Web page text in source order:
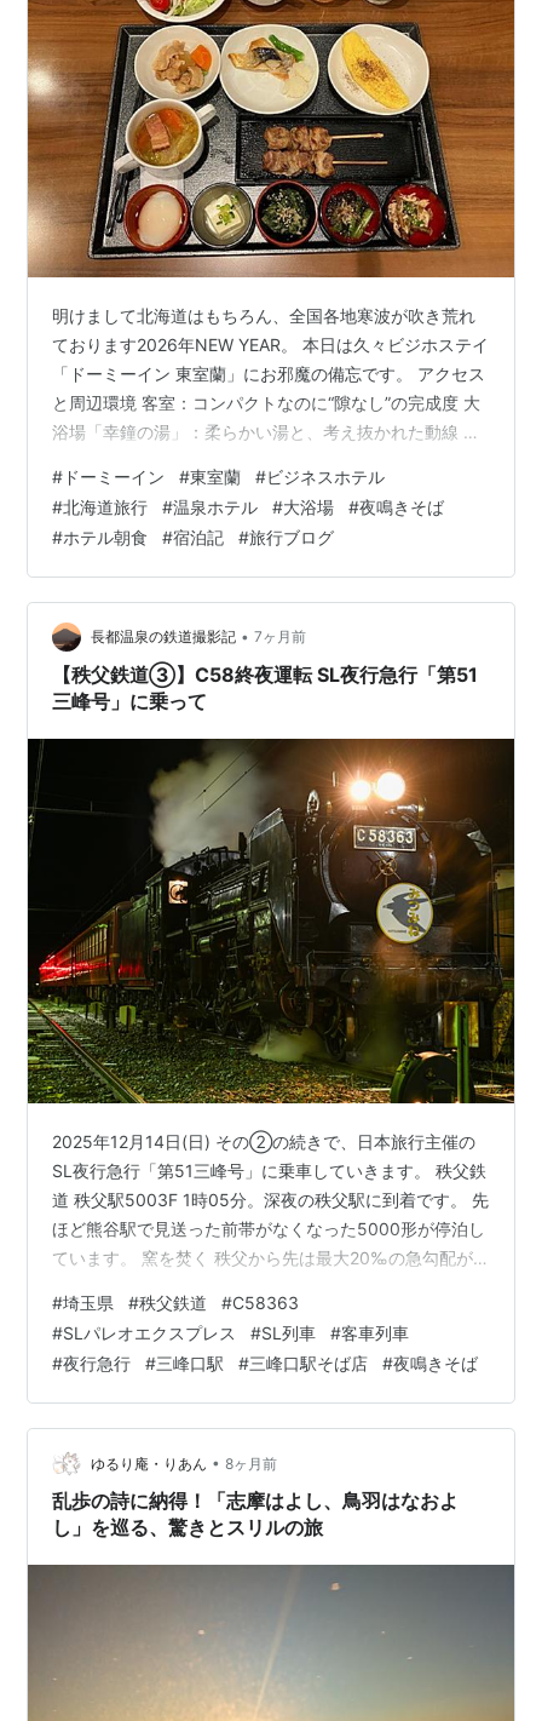
明けまして北海道はもちろん、全国各地寒波が吹き荒れ
ております2026年NEW YEAR。 本日は久々ビジホステイ
「ドーミーイン 東室蘭」にお邪魔の備忘です。 アクセス
と周辺環境 客室：コンパクトなのに“隙なし”の完成度 大
浴場「幸鐘の湯」：柔らかい湯と、考え抜かれた動線 夜
けれど“質が良い” まとめ：オールシーズンオールパーパ
ス、安心して泊まれる“多機能ツールボックス” アクセス
と周辺環境 JR東室蘭駅西口から徒歩7分ほどです。 ホテ
ルの向かいにはカラオケ、隣にローソン、並びにくら寿
司があり、 夕食に困ることはありません。 駐車場は立体
式で1…
# ドーミーイン #東室蘭 #ビジネスホテル
#北海道旅行 #温泉ホテル #大浴場 #夜鳴きそば
#ホテル朝食 #宿泊記 #旅行ブログ
長都温泉の鉄道撮影記 • 7ヶ月前
【秩父鉄道③】C58終夜運転 SL夜行急行「第51
三峰号」に乗って
2025年12月14日(日) その②の続きで、日本旅行主催の
SL夜行急行「第51三峰号」に乗車していきます。 秩父鉄
道 秩父駅5003F 1時05分。深夜の秩父駅に到着です。 先
ほど熊谷駅で見送った前帯がなくなった5000形が停泊し
ています。 窯を焚く 秩父から先は最大20‰の急勾配が
ます。 1時15分三峰口に向けて再び歩みを進めていきま
す。 秩父鉄道 三峰口駅 1時55分深夜の三峰口駅に到着で
す。 到着後すぐに撮影会がスタートです。 秩父鉄道三峰
口駅 5003レ C58終夜運転 SL夜行急行「第51三峰号」
C58 363+12系4両 薄っすら…
#埼玉県 #秩父鉄道 #C58363
#SLパレオエクスプレス #SL列車 #客車列車
#夜行急行 #三峰口駅 #三峰口駅そば店 #夜鳴きそば
ゆるり庵・りあん • 8ヶ月前
乱歩の詩に納得！「志摩はよし、鳥羽はなおよ
し」を巡る、驚きとスリルの旅